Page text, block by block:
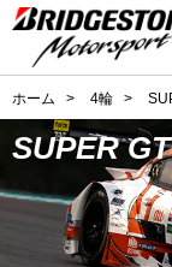
ホーム > 4輪 >
SUPER GT